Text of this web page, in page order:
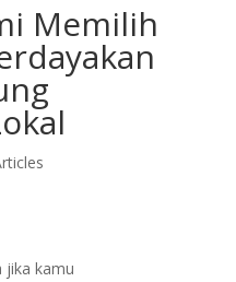
Memilih
jika kamu